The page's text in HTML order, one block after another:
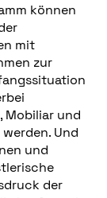
können
mit
zur
Mobiliar und
Und
und
der